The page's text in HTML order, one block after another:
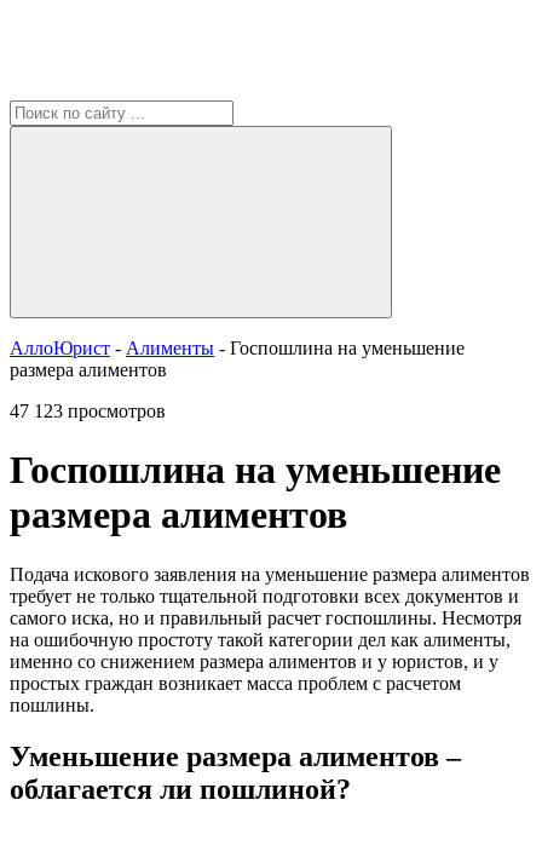
АллоЮрист - Алименты - Госпошлина на уменьшение
размера алиментов
47 123 просмотров
Госпошлина на уменьшение
размера алиментов
Подача искового заявления на уменьшение размера алиментов
требует не только тщательной подготовки всех документов и
самого иска, но и правильный расчет госпошлины. Несмотря
на ошибочную простоту такой категории дел как алименты,
именно со снижением размера алиментов и у юристов, и у
простых граждан возникает масса проблем с расчетом
пошлины.
Уменьшение размера алиментов –
облагается ли пошлиной?